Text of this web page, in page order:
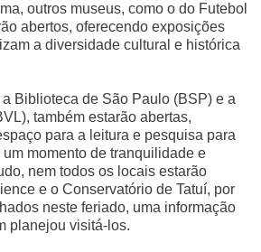
outros museus, como o do Futebol
abertos, oferecendo exposições
a diversidade cultural e histórica
Biblioteca de São Paulo (BSP) e a
também estarão abertas,
para a leitura e pesquisa para
momento de tranquilidade e
nem todos os locais estarão
e o Conservatório de Tatuí, por
neste feriado, uma informação
planejou visitá-los.